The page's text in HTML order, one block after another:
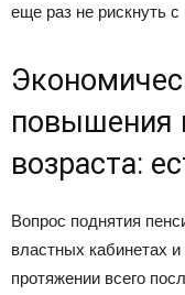
еще раз не рискнуть
повышения
возраста:
Вопрос поднятия
властных кабинетах
протяжении всего